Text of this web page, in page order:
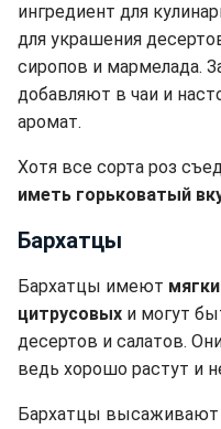
ингредиент для
для украшения
сиропов и мармелада.
добавляют в чаи и
аромат.
Хотя все сорта роз
иметь горьковатый
Бархатцы
Бархатцы имеют
цитрусовых и могут
десертов и салатов.
ведь хорошо растут и
Бархатцы высаживают